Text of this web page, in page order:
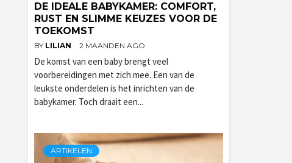
DE IDEALE BABYKAMER: COMFORT,
RUST EN SLIMME KEUZES VOOR DE
TOEKOMST
BY LILIAN 2 MAANDEN AGO
De komst van een baby brengt veel
voorbereidingen met zich mee. Een van de
leukste onderdelen is het inrichten van de
babykamer. Toch draait een...
ARTIKELEN